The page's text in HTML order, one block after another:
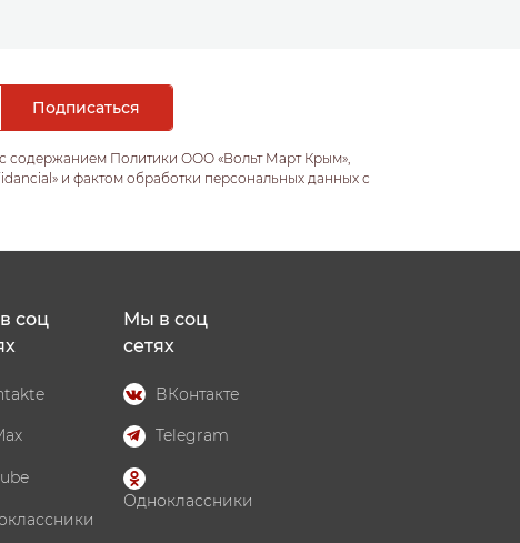
содержанием Политики ООО «Вольт Март Крым»,
и фактом обработки персональных данных с
соц
Мы в соц
сетях
ВКонтакте
Telegram
Одноклассники